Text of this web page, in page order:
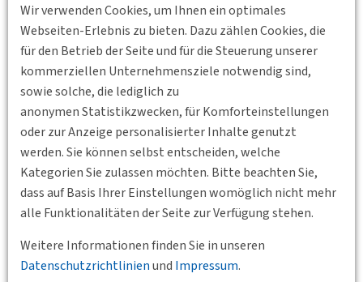
Wir verwenden Cookies, um Ihnen ein optimales
Webseiten-Erlebnis zu bieten. Dazu zählen Cookies, die
für den Betrieb der Seite und für die Steuerung unserer
kommerziellen Unternehmensziele notwendig sind,
sowie solche, die lediglich zu
anonymen Statistikzwecken, für Komforteinstellungen
oder zur Anzeige personalisierter Inhalte genutzt
werden. Sie können selbst entscheiden, welche
Kategorien Sie zulassen möchten. Bitte beachten Sie,
dass auf Basis Ihrer Einstellungen womöglich nicht mehr
alle Funktionalitäten der Seite zur Verfügung stehen.
Weitere Informationen finden Sie in unseren
Datenschutzrichtlinienund Impressum.
Das Junge Forum der DVWG Sachsen lädt ein zu einem
Fachvortrag zur Stadtbahn in Karlsruhe. Dazu haben wir
Jochen Allgeier (Verkehrsbetriebe Karlsruhe) als Referent
gewinnen können. In seinem Vortrag wird er den Bogen von
der ersten Idee des Karlsruher Modells über die Entwicklung
und Implementierung, den derzeitigen Stand bis zu einem
Ausblick in die Zukunft spannen. Auf die Besonderheiten des
Systems und die Vorbildwirkung für die Regionalstadtbahnen
in Kassel, Saarbrücken und Chemnitz wird dabei ebenfalls
eingegangen. Abgerundet wird der Vortrag durch
Interessierte Zuhörer sind dazu herzlich eingeladen!